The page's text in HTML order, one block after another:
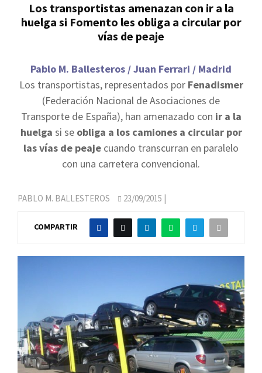
Los transportistas amenazan con ir a la
huelga si Fomento les obliga a circular por
vías de peaje
Pablo M. Ballesteros / Juan Ferrari / Madrid
Los transportistas, representados por Fenadismer
(Federación Nacional de Asociaciones de
Transporte de España), han amenazado con ir a la
huelga si se obliga a los camiones a circular por
las vías de peaje cuando transcurran en paralelo
con una carretera convencional.
PABLO M. BALLESTEROS 23/09/2015 |
COMPARTIR